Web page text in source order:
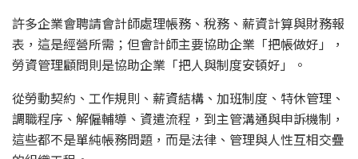
許多企業會聘請會計師處理帳務、稅務、薪資計算與財務報
表，這是經營所需；但會計師主要協助企業「把帳做好」，
勞資管理顧問則是協助企業「把人與制度安頓好」。
從勞動契約、工作規則、薪資結構、加班制度、特休管理、
調職程序、解僱輔導、資遣流程，到主管溝通與申訴機制，
這些都不是單純帳務問題，而是法律、管理與人性互相交疊